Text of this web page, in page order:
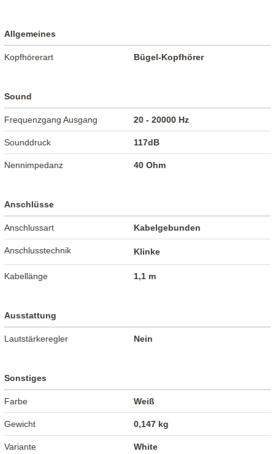
Allgemeines
Kopfhörerart Bügel-Kopfhörer
Sound
Frequenzgang Ausgang 20 - 20000 Hz
Sounddruck 117dB
Nennimpedanz 40 Ohm
Anschlüsse
Anschlussart Kabelgebunden
Anschlusstechnik Klinke
Kabellänge 1,1 m
Ausstattung
Lautstärkeregler Nein
Sonstiges
Farbe Weiß
Gewicht 0,147 kg
Variante White